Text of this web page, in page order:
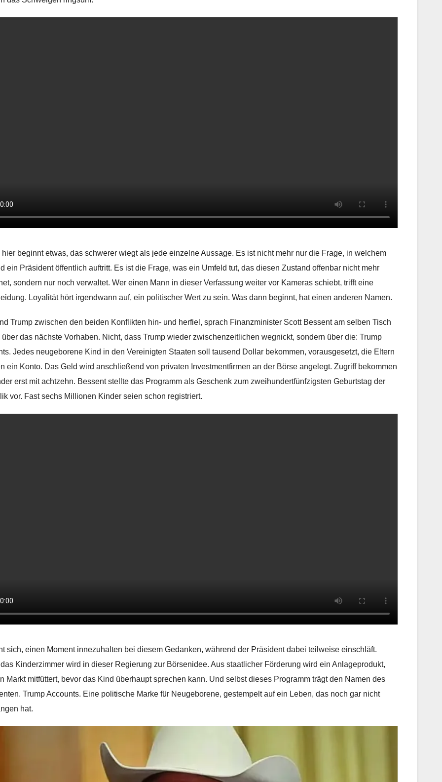
hier beginnt etwas, das schwerer wiegt als jede einzelne Aussage. Es ist nicht mehr nur die Frage, in welchem
ein Präsident öffentlich auftritt. Es ist die Frage, was ein Umfeld tut, das diesen Zustand offenbar nicht mehr
sondern nur noch verwaltet. Wer einen Mann in dieser Verfassung weiter vor Kameras schiebt, trifft eine
Loyalität hört irgendwann auf, ein politischer Wert zu sein. Was dann beginnt, hat einen anderen Namen.
Trump zwischen den beiden Konflikten hin- und herfiel, sprach Finanzminister Scott Bessent am selben Tisch
über das nächste Vorhaben. Nicht, dass Trump wieder zwischenzeitlichen wegnickt, sondern über die: Trump
Jedes neugeborene Kind in den Vereinigten Staaten soll tausend Dollar bekommen, vorausgesetzt, die Eltern
ein Konto. Das Geld wird anschließend von privaten Investmentfirmen an der Börse angelegt. Zugriff bekommen
erst mit achtzehn. Bessent stellte das Programm als Geschenk zum zweihundertfünfzigsten Geburtstag der
vor. Fast sechs Millionen Kinder seien schon registriert.
sich, einen Moment innezuhalten bei diesem Gedanken, während der Präsident dabei teilweise einschläft.
Kinderzimmer wird in dieser Regierung zur Börsenidee. Aus staatlicher Förderung wird ein Anlageprodukt,
Markt mitfüttert, bevor das Kind überhaupt sprechen kann. Und selbst dieses Programm trägt den Namen des
Trump Accounts. Eine politische Marke für Neugeborene, gestempelt auf ein Leben, das noch gar nicht
hat.